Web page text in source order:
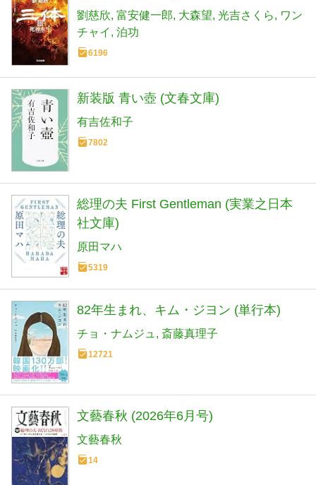
劉慈欣 富安健一郎 大森望 光吉さくら
ワン
チャイ
泊功
6196
新装版 青い壺 (文春文庫)
有吉佐和子
7802
総理の夫 First Gentleman (実業之日本
社文庫)
原田マハ
5319
82年生まれ、キム・ジヨン (単行本)
チョ・ナムジュ 斎藤真理子
12721
文藝春秋 (2026年6月号)
文藝春秋
14